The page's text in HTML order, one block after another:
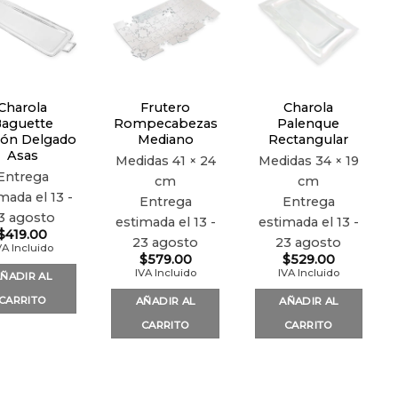
a la
lista de
deseos
Delgado
Asas
el 13 -
agosto
419.00
Incluido
AL
CARRITO
Añadir
a la
lista de
Frutero
Rompecabezas
Mediano
Medidas 41 × 24
cm
Entrega
estimada el 13 -
23 agosto
$579.00
IVA Incluido
AÑADIR AL
CARRITO
Añadir
a la
lista de
deseos
Charola
Palenque
Rectangular
Medidas 34 × 19
cm
Entrega
estimada el 13 -
23 agosto
$529.00
IVA Incluido
AÑADIR AL
CARRITO